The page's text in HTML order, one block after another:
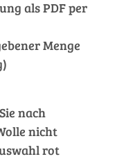
als PDF per
Menge
nach
nicht
rot